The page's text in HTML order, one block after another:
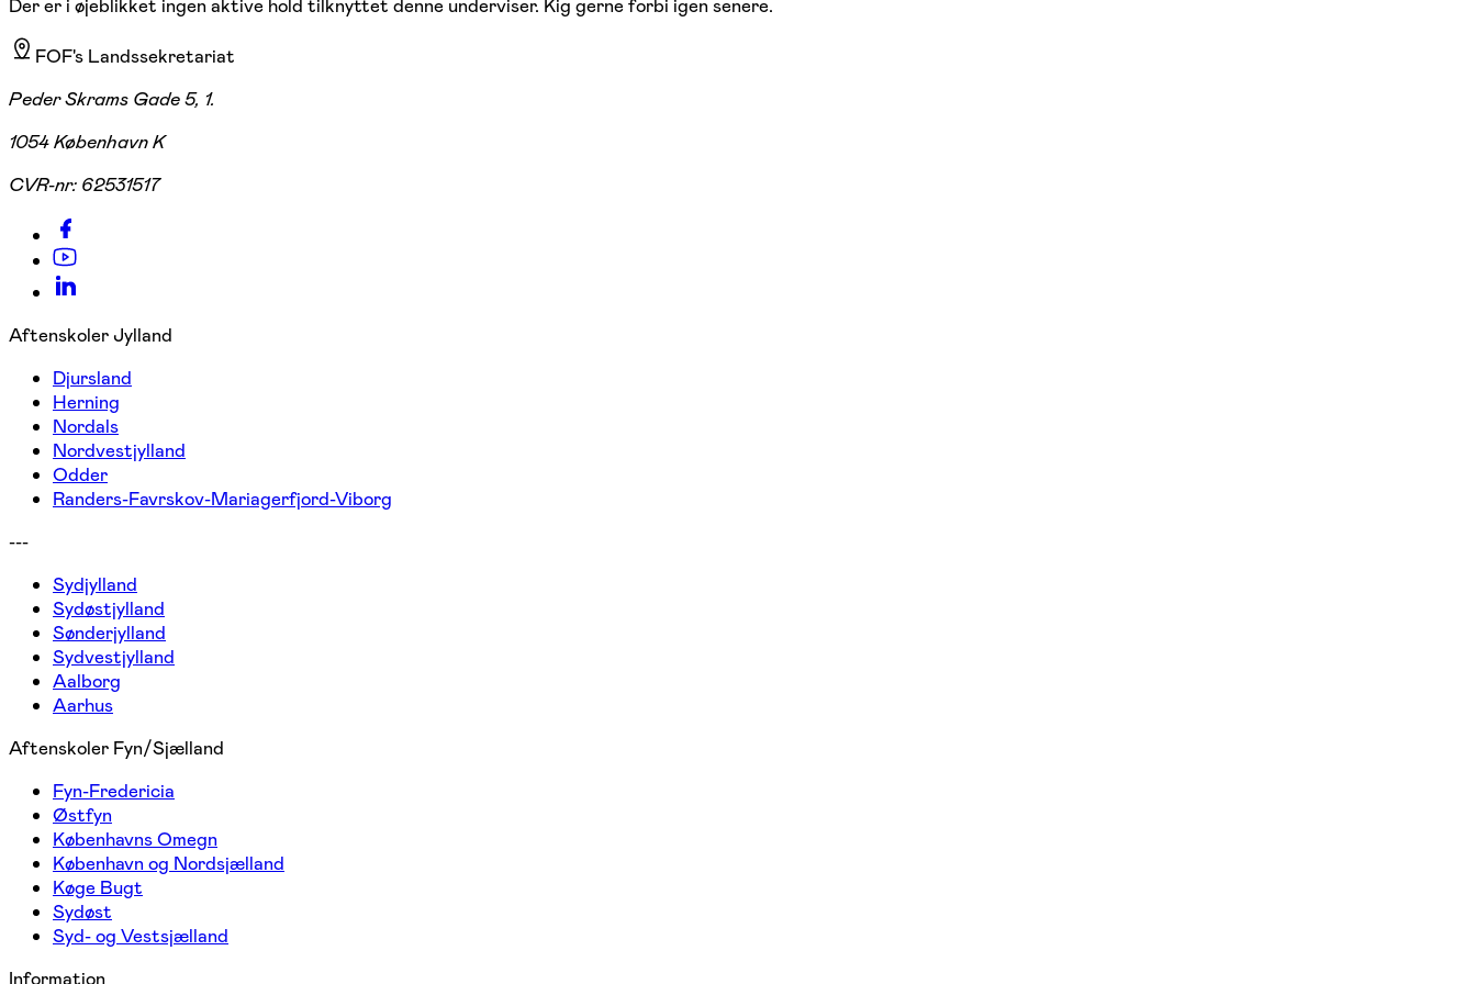
Der er i øjeblikket ingen aktive hold tilknyttet denne underviser. Kig gerne forbi igen senere.
FOF's Landssekretariat
Peder Skrams Gade 5, 1.
1054 København K
CVR-nr: 62531517
Aftenskoler Jylland
Djursland
Herning
Nordals
Nordvestjylland
Odder
Randers-Favrskov-Mariagerfjord-Viborg
---
Sydjylland
Sydøstjylland
Sønderjylland
Sydvestjylland
Aalborg
Aarhus
Aftenskoler Fyn/Sjælland
Fyn-Fredericia
Østfyn
Københavns Omegn
København og Nordsjælland
Køge Bugt
Sydøst
Syd- og Vestsjælland
Information